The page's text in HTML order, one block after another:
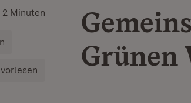
Grünen
2 Minuten